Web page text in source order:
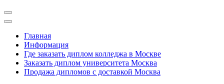
Главная
Информация
Где заказать диплом колледжа в Москве
Заказать диплом университета Москва
Продажа дипломов с доставкой Москва